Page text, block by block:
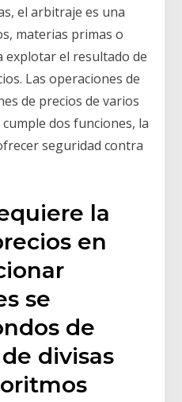
el arbitraje es una
materias primas o
explotar el resultado de
Las operaciones de
de precios de varios
dos funciones, la
seguridad contra
la
en
se
de
divisas